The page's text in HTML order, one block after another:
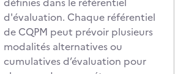
d'évaluation. Chaque référentiel
de CQPM peut prévoir plusieurs
modalités alternatives ou
cumulatives d’évaluation pour